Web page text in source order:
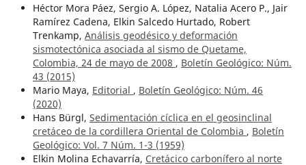
Héctor Mora Páez, Sergio A. López, Natalia Acero P., Jair
Ramírez Cadena, Elkin Salcedo Hurtado, Robert
Trenkamp, Análisis geodésico y deformación
sismotectónica asociada al sismo de Quetame,
Colombia, 24 de mayo de 2008 , Boletín Geológico: Núm.
43 (2015)
Mario Maya, Editorial , Boletín Geológico: Núm. 46
(2020)
Hans Bürgl, Sedimentación cíclica en el geosinclinal
cretáceo de la cordillera Oriental de Colombia , Boletín
Geológico: Vol. 7 Núm. 1-3 (1959)
Elkin Molina Echavarría, Cretácico carbonífero al norte